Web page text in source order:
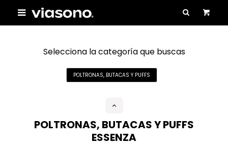

Selecciona la categoría que buscas
POLTRONAS, BUTACAS Y PUFFS
POLTRONAS, BUTACAS Y PUFFS
ESSENZA